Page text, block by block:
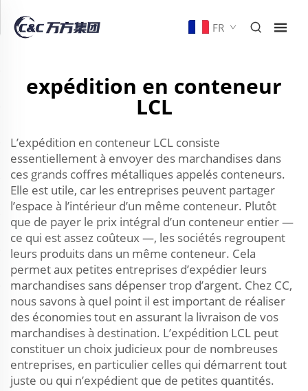
FR
expédition en conteneur
LCL
L’expédition en conteneur LCL consiste
essentiellement à envoyer des marchandises dans
ces grands coffres métalliques appelés conteneurs.
Elle est utile, car les entreprises peuvent partager
l’espace à l’intérieur d’un même conteneur. Plutôt
que de payer le prix intégral d’un conteneur entier —
ce qui est assez coûteux —, les sociétés regroupent
leurs produits dans un même conteneur. Cela
permet aux petites entreprises d’expédier leurs
marchandises sans dépenser trop d’argent. Chez CC,
nous savons à quel point il est important de réaliser
des économies tout en assurant la livraison de vos
marchandises à destination. L’expédition LCL peut
constituer un choix judicieux pour de nombreuses
entreprises, en particulier celles qui démarrent tout
juste ou qui n’expédient que de petites quantités.